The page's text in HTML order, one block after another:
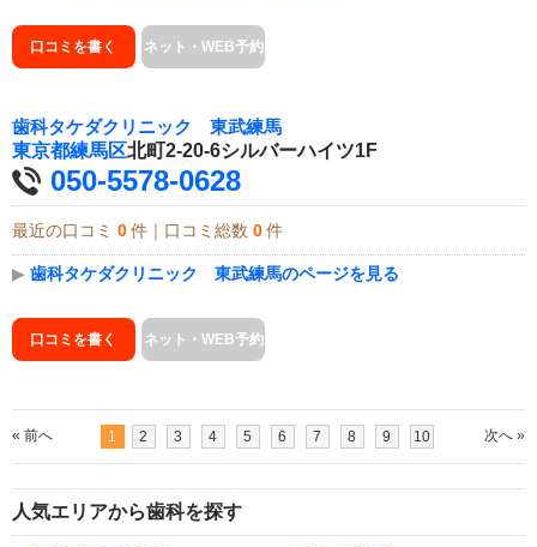
口コミを書く ネット・WEB予約
歯科タケダクリニック 東武練馬
東京都練馬区北町2-20-6シルバーハイツ1F
050-5578-0628
最近の口コミ 0 件｜口コミ総数 0 件
▶ 歯科タケダクリニック 東武練馬のページを見る
口コミを書く ネット・WEB予約
« 前へ 1 2 3 4 5 6 7 8 9 10 次へ »
人気エリアから歯科を探す